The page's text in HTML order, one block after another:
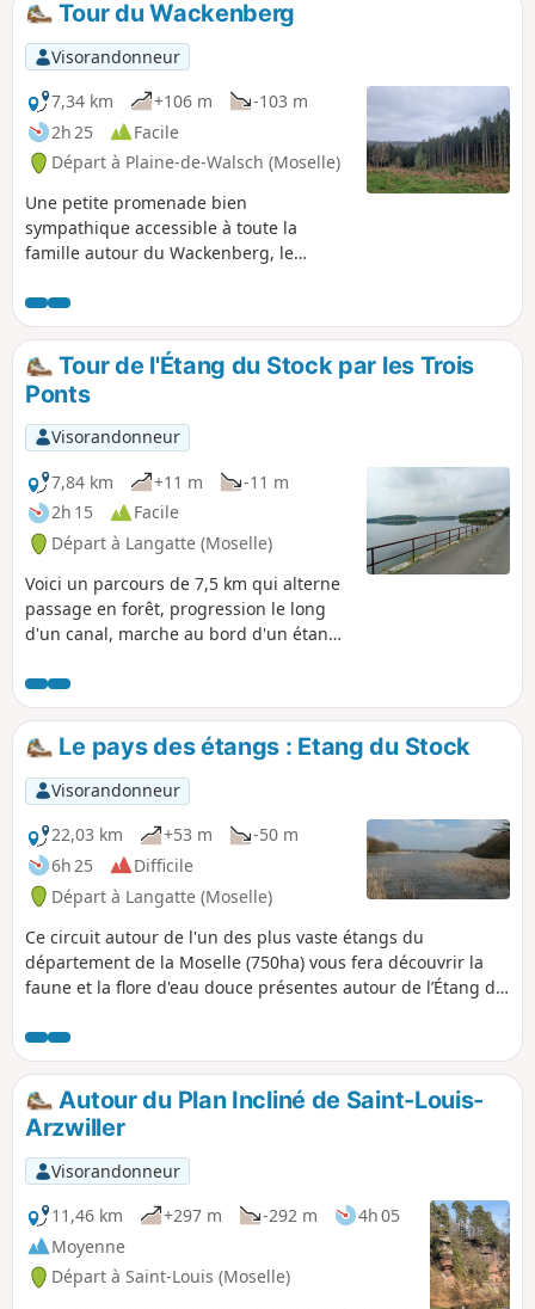
Tour du Wackenberg
Visorandonneur
7,34 km
+106 m
-103 m
2h 25
Facile
Départ à Plaine-de-Walsch (Moselle)
Une petite promenade bien
sympathique accessible à toute la
famille autour du Wackenberg, le
Tour de l'Étang du Stock par les Trois
Ponts
Visorandonneur
7,84 km
+11 m
-11 m
2h 15
Facile
Départ à Langatte (Moselle)
Voici un parcours de 7,5 km qui alterne
passage en forêt, progression le long
d'un canal, marche au bord d'un étang
dénivelé est très faible, les sentiers sont
aménagés, praticables même par temps
de pluie. De plus, on trouve des aires de
pique-nique et des bancs permettant de
se reposer. Cette petite randonnée est
donc idéale à pratiquer en famille et ne
présente aucune difficulté.
Le pays des étangs : Etang du Stock
Visorandonneur
22,03 km
+53 m
-50 m
6h 25
Difficile
Départ à Langatte (Moselle)
Ce circuit autour de l'un des plus vaste étangs du
département de la Moselle (750ha) vous fera découvrir la
faune et la flore d'eau douce présentes autour de l’Étang du
Autour du Plan Incliné de Saint-Louis-
Arzwiller
Visorandonneur
11,46 km
+297 m -292 m
4h 05
Moyenne
Départ à Saint-Louis (Moselle)